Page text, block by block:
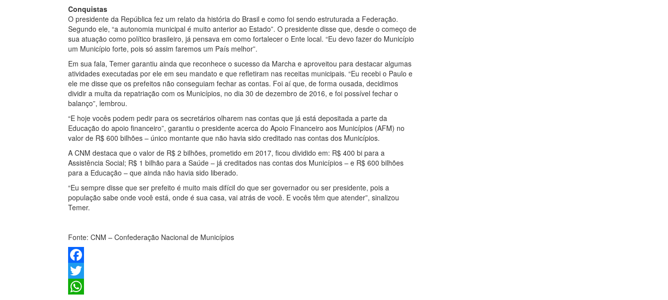
Conquistas
O presidente da República fez um relato da história do Brasil e como foi sendo estruturada a Federação.
Segundo ele, “a autonomia municipal é muito anterior ao Estado”. O presidente disse que, desde o começo de
sua atuação como político brasileiro, já pensava em como fortalecer o Ente local. “Eu devo fazer do Município
um Município forte, pois só assim faremos um País melhor”.
Em sua fala, Temer garantiu ainda que reconhece o sucesso da Marcha e aproveitou para destacar algumas
atividades executadas por ele em seu mandato e que refletiram nas receitas municipais. “Eu recebi o Paulo e
ele me disse que os prefeitos não conseguiam fechar as contas. Foi aí que, de forma ousada, decidimos
dividir a multa da repatriação com os Municípios, no dia 30 de dezembro de 2016, e foi possível fechar o
balanço”, lembrou.
“E hoje vocês podem pedir para os secretários olharem nas contas que já está depositada a parte da
Educação do apoio financeiro”, garantiu o presidente acerca do Apoio Financeiro aos Municípios (AFM) no
valor de R$ 600 bilhões – único montante que não havia sido creditado nas contas dos Municípios.
A CNM destaca que o valor de R$ 2 bilhões, prometido em 2017, ficou dividido em: R$ 400 bi para a
Assistência Social; R$ 1 bilhão para a Saúde – já creditados nas contas dos Municípios – e R$ 600 bilhões
para a Educação – que ainda não havia sido liberado.
“Eu sempre disse que ser prefeito é muito mais difícil do que ser governador ou ser presidente, pois a
população sabe onde você está, onde é sua casa, vai atrás de você. E vocês têm que atender”, sinalizou
Temer.
Fonte: CNM – Confederação Nacional de Municípios
Facebook
Twitter